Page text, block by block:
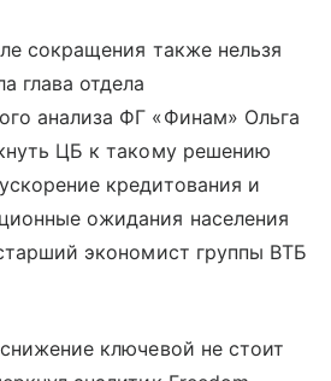
сокращения также нельзя
глава отдела
анализа ФГ «Финам» Ольга
ЦБ к такому решению
кредитования и
ожидания населения
экономист группы ВТБ
ключевой не стоит